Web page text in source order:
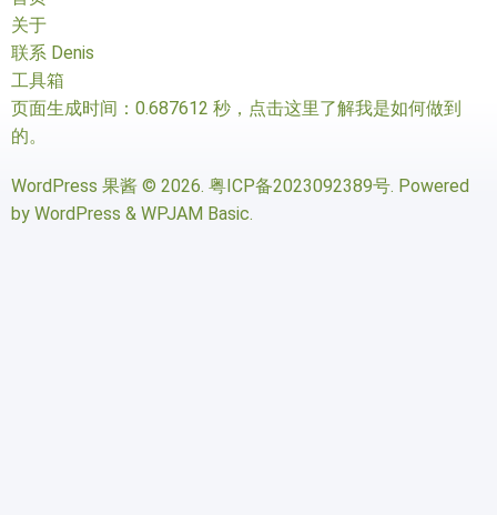
关于
联系 Denis
工具箱
页面生成时间：0.687612 秒， 点击这里了解我是如何做到
的。
WordPress 果酱 © 2026. 粤ICP备2023092389号. Powered
by WordPress & WPJAM Basic.